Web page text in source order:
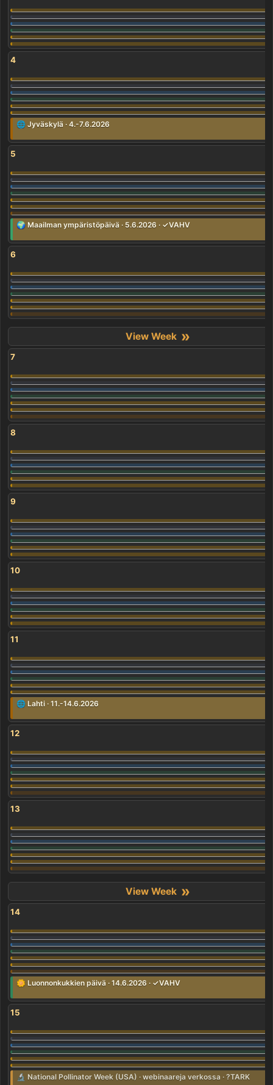
4
🌐 Jyväskylä · 4.-7.6.2026
5
🌍 Maailman ympäristöpäivä · 5.6.2026 · ✓VAHV
6
»
7
8
9
10
11
🌐 Lahti · 11.-14.6.2026
12
13
»
14
🌼 Luonnonkukkien päivä · 14.6.2026 · ✓VAHV
15
🔬 National Pollinator Week (USA) · webinaareja verkossa · ?TARK